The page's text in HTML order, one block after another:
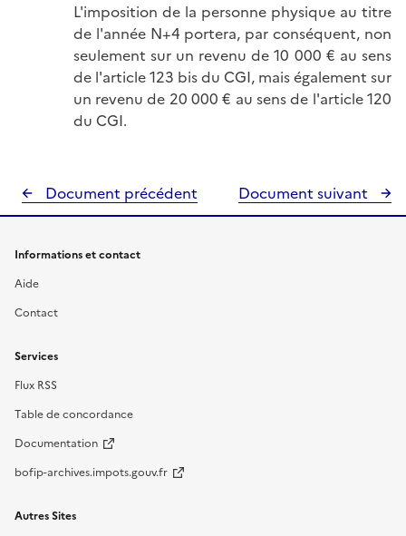
L'imposition de la personne physique au titre
de l'année N+4 portera, par conséquent, non
seulement sur un revenu de10 000 € au sens
de l'article 123 bis du CGI, mais également sur
un revenu de 20 000 € au sens de l'article 120
du CGI.
Document précédent Document suivant
Informations et contact
Aide
Contact
Services
Flux RSS
Table de concordance
Documentation
bofip-archives.impots.gouv.fr
Autres Sites